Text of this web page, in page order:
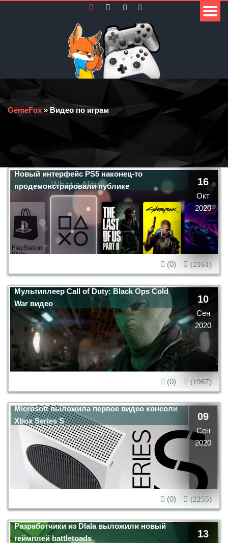
GemeFox» Видео по играм
Новый интерфейс PS5 наконец-то
продемонстрировали публике
(0) (2161)
16
Окт
2020
Мультиплеер Call of Duty: Black Ops Cold
War видео
(0) (1967)
10
Сен
2020
Microsoft выложила первое видео консоли
Xbox Series S
(0) (2255)
09
Сен
2020
Разработчики из Dlala выложили новый
геймплей battletoads
13